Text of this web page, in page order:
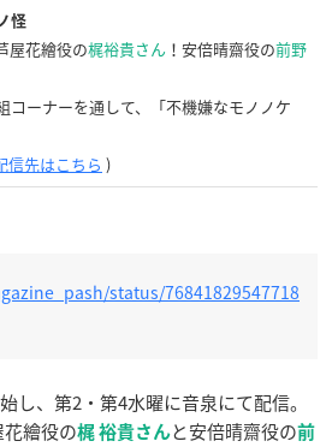
怪
屋花繪役の梶裕貴さん ！安倍晴齋役の前野
コーナーを通して、「不機嫌なモノノケ
信先はこちら )
status/76841829547718
し、第2・第4水曜に音泉にて配信。
繪役の梶 裕貴さんと安倍晴齋役の前